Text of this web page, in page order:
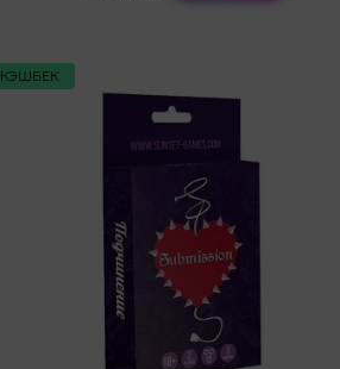
КЭШБЕК